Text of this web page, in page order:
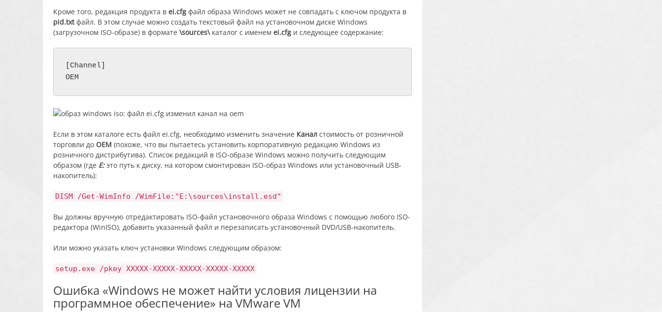
Кроме того, редакция продукта в ei.cfg файл образа Windows может не совпадать с ключом продукта в
pid.txtфайл. В этом случае можно создать текстовый файл на установочном диске Windows
(загрузочном ISO-образе) в формате \sources\каталог с именем ei.cfg и следующее содержание:
[Channel]
OEM
Если в этом каталоге есть файл ei.cfg, необходимо изменить значение Канал стоимость от розничной
торговли до OEM (похоже, что вы пытаетесь установить корпоративную редакцию Windows из
розничного дистрибутива). Список редакций в ISO-образе Windows можно получить следующим
образом (где E:это путь к диску, на котором смонтирован ISO-образ Windows или установочный USB-
накопитель):
DISM /Get-WimInfo /WimFile:"E:\sources\install.esd"
Вы должны вручную отредактировать ISO-файл установочного образа Windows с помощью любого ISO-
редактора (WinISO), добавить указанный файл и перезаписать установочный DVD/USB-накопитель.
Или можно указать ключ установки Windows следующим образом:
setup.exe /pkey XXXXX-XXXXX-XXXXX-XXXXX-XXXXX
Ошибка «Windows не может найти условия лицензии на
программное обеспечение» на VMware VM